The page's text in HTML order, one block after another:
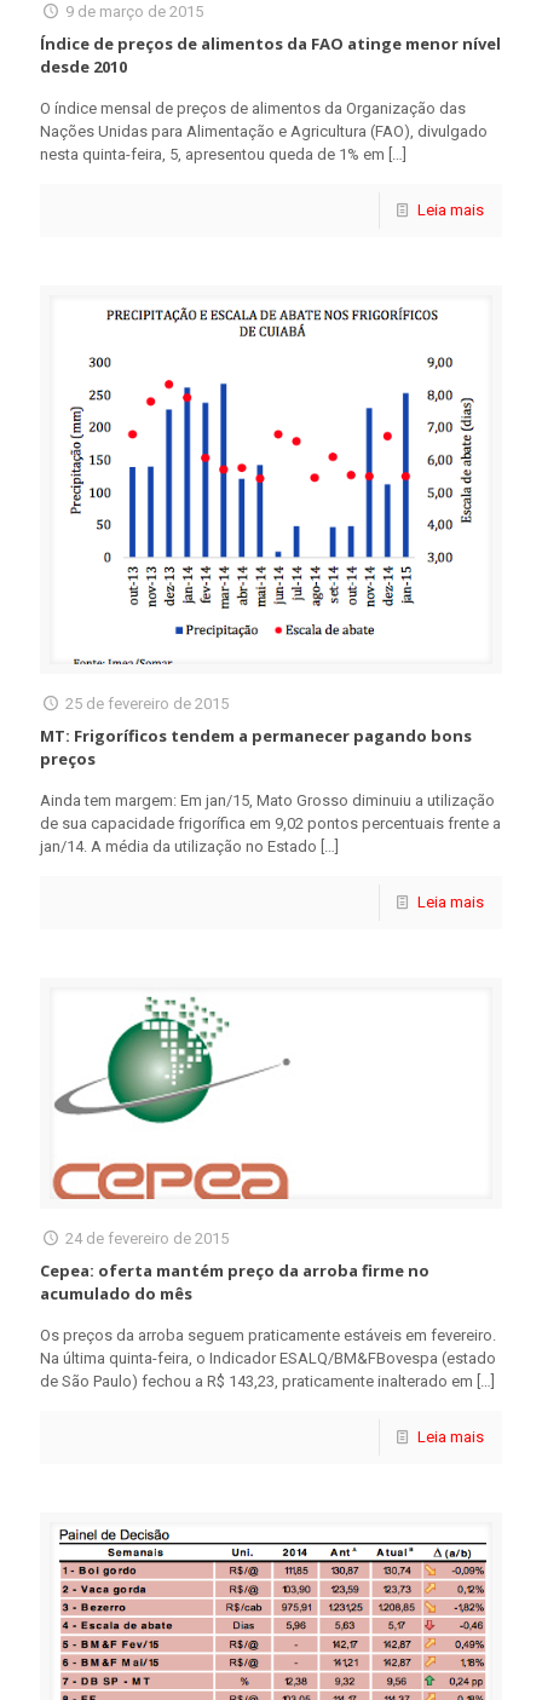
9 de março de 2015
Índice de preços de alimentos da FAO atinge menor nível
desde 2010
O índice mensal de preços de alimentos da Organização das
Nações Unidas para Alimentação e Agricultura (FAO), divulgado
nesta quinta-feira, 5, apresentou queda de 1% em
Leia mais
25 de fevereiro de 2015
MT: Frigoríficos tendem a permanecer pagando bons
preços
Ainda tem margem: Em jan/15, Mato Grosso diminuiu a utilização
de sua capacidade frigorífica em 9,02 pontos percentuais frente a
jan/14. A média da utilização no Estado […]
Leia mais
24 de fevereiro de 2015
Cepea: oferta mantém preço da arroba firme no
acumulado do mês
Os preços da arroba seguem praticamente estáveis em fevereiro.
Na última quinta-feira, o Indicador ESALQ/BM&FBovespa (estado
de São Paulo) fechou a R$ 143,23, praticamente inalterado em […]
Leia mais